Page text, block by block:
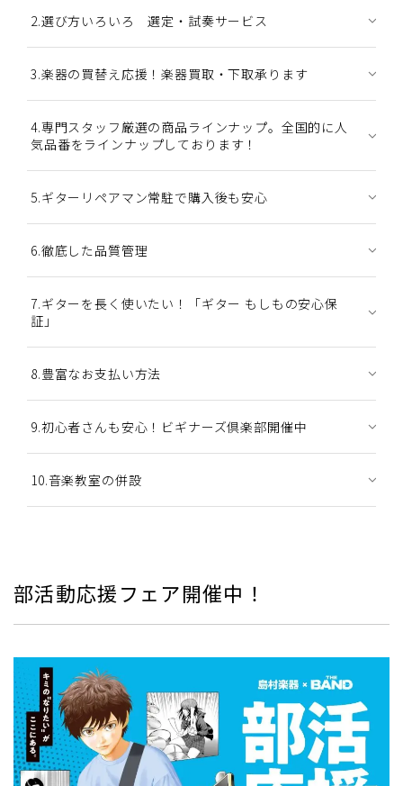
2.選び方いろいろ 選定・試奏サービス
3.楽器の買替え応援！楽器買取・下取承ります
4.専門スタッフ厳選の商品ラインナップ。全国的に人
気品番をラインナップしております！
5.ギターリペアマン常駐で購入後も安心
6.徹底した品質管理
7.ギターを長く使いたい！「ギター もしもの安心保
証」
8.豊富なお支払い方法
9.初心者さんも安心！ビギナーズ倶楽部開催中
10.音楽教室の併設
部活動応援フェア開催中！